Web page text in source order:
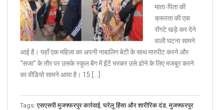
माता-पिता की
क्रूरता की एक
रोंगटे खड़े कर देने
वाली घटना सामने
आई है। यहाँ एक महिला का अपनी नाबालिग बेटी के साथ मारपीट करने और
“सजा” के तौर पर उसके स्कूल बैग में ईंटें भरकर उसे ढोने के लिए मजबूर करने
का वीडियो सामने आया है। 15 […]
Tags:एसएसपी मुजफ्फरपुर कार्रवाई,घरेलू हिंसा और शारीरिक दंड ,मुजफ्फरपुर